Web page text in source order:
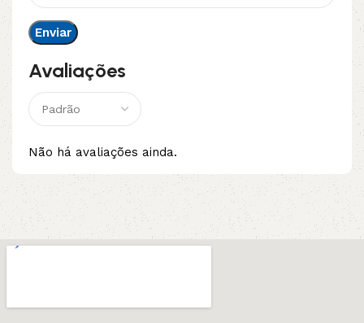
Avaliações
Não há avaliações ainda.